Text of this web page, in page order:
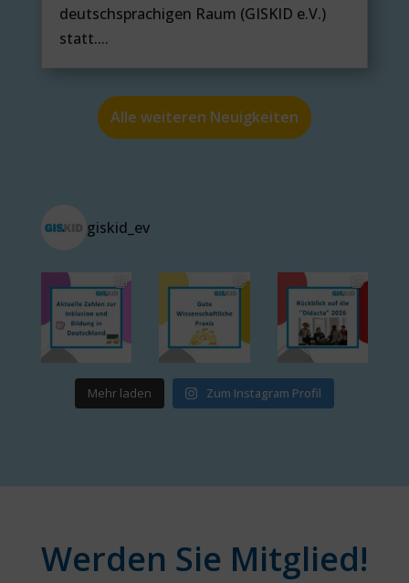
deutschsprachigen Raum (GISKID e.V.)
statt....
Alle weiteren Neuigkeiten
giskid_ev
Mehr laden Zum Instagram Profil
Werden Sie Mitglied!